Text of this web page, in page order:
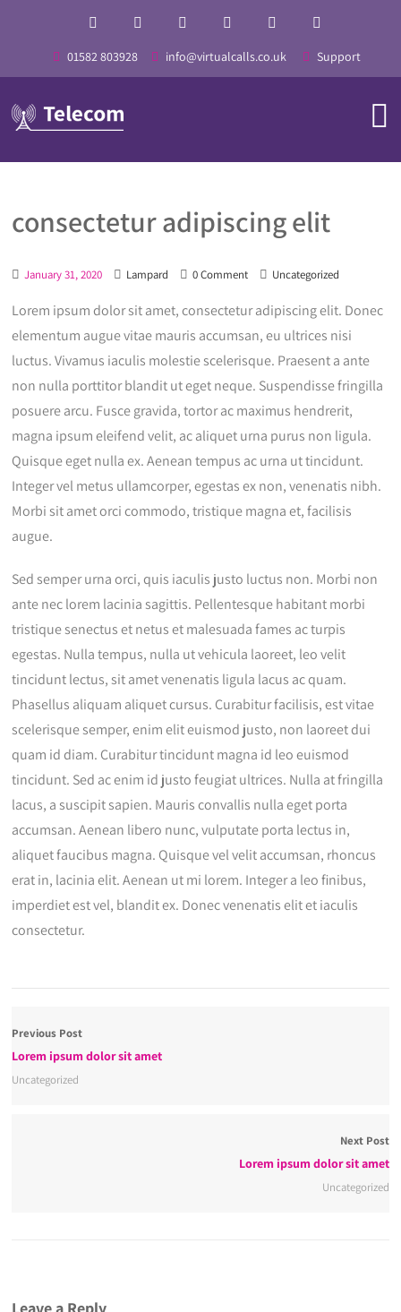
01582 803928 info@virtualcalls.co.uk Support
consectetur adipiscing elit
January 31, 2020 Lampard 0 Comment Uncategorized
Lorem ipsum dolor sit amet, consectetur adipiscing elit. Donec
elementum augue vitae mauris accumsan, eu ultrices nisi
luctus. Vivamus iaculis molestie scelerisque. Praesent a ante
non nulla porttitor blandit ut eget neque. Suspendisse fringilla
posuere arcu. Fusce gravida, tortor ac maximus hendrerit,
magna ipsum eleifend velit, ac aliquet urna purus non ligula.
Quisque eget nulla ex. Aenean tempus ac urna ut tincidunt.
Integer vel metus ullamcorper, egestas ex non, venenatis nibh.
Morbi sit amet orci commodo, tristique magna et, facilisis
augue.
Sed semper urna orci, quis iaculis justo luctus non. Morbi non
ante nec lorem lacinia sagittis. Pellentesque habitant morbi
tristique senectus et netus et malesuada fames ac turpis
egestas. Nulla tempus, nulla ut vehicula laoreet, leo velit
tincidunt lectus, sit amet venenatis ligula lacus ac quam.
Phasellus aliquam aliquet cursus. Curabitur facilisis, est vitae
scelerisque semper, enim elit euismod justo, non laoreet dui
quam id diam. Curabitur tincidunt magna id leo euismod
tincidunt. Sed ac enim id justo feugiat ultrices. Nulla at fringilla
lacus, a suscipit sapien. Mauris convallis nulla eget porta
accumsan. Aenean libero nunc, vulputate porta lectus in,
aliquet faucibus magna. Quisque vel velit accumsan, rhoncus
erat in, lacinia elit. Aenean ut mi lorem. Integer a leo finibus,
imperdiet est vel, blandit ex. Donec venenatis elit et iaculis
consectetur.
Previous Post
Lorem ipsum dolor sit amet
Uncategorized
Next Post
Lorem ipsum dolor sit amet
Uncategorized